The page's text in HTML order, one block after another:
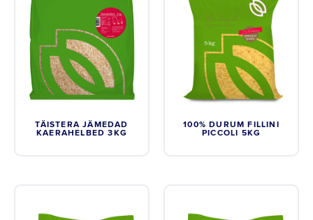
TÄISTERA JÄMEDAD
KAERAHELBED 3KG
100% DURUM FILLINI
PICCOLI 5KG